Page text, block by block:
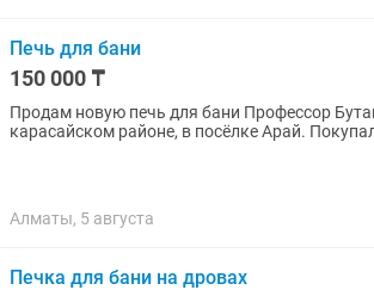
Печь для бани
150 000 ₸
Продам новую печь для бани Профессор
карасайском районе, в посёлке Арай.
Алматы, 5 августа
Печка для бани на дровах